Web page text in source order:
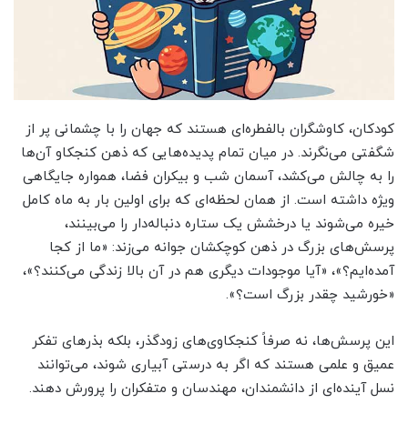
کودکان، کاوشگران بالفطره‌ای هستند که جهان را با چشمانی پر از
شگفتی می‌نگرند. در میان تمام پدیده‌هایی که ذهن کنجکاو آن‌ها
را به چالش می‌کشد، آسمان شب و بیکران فضا، همواره جایگاهی
ویژه داشته است. از همان لحظه‌ای که برای اولین بار به ماه کامل
خیره می‌شوند یا درخشش یک ستاره دنباله‌دار را می‌بینند،
پرسش‌های بزرگ در ذهن کوچکشان جوانه می‌زند: «ما از کجا
آمده‌ایم؟»، «آیا موجودات دیگری هم در آن بالا زندگی می‌کنند؟»،
«خورشید چقدر بزرگ است؟».
این پرسش‌ها، نه صرفاً کنجکاوی‌های زودگذر، بلکه بذرهای تفکر
عمیق و علمی هستند که اگر به درستی آبیاری شوند، می‌توانند
نسل آینده‌ای از دانشمندان، مهندسان و متفکران را پرورش دهند.